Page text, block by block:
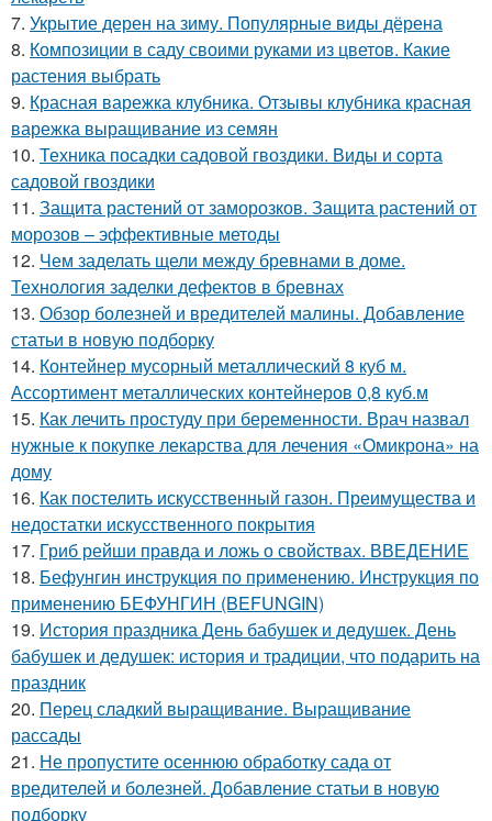
7. Укрытие дерен на зиму. Популярные виды дёрена
8. Композиции в саду своими руками из цветов. Какие
растения выбрать
9. Красная варежка клубника. Отзывы клубника красная
варежка выращивание из семян
10. Техника посадки садовой гвоздики. Виды и сорта
садовой гвоздики
11. Защита растений от заморозков. Защита растений от
морозов – эффективные методы
12. Чем заделать щели между бревнами в доме.
Технология заделки дефектов в бревнах
13. Обзор болезней и вредителей малины. Добавление
статьи в новую подборку
14. Контейнер мусорный металлический 8 куб м.
Ассортимент металлических контейнеров 0,8 куб.м
15. Как лечить простуду при беременности. Врач назвал
нужные к покупке лекарства для лечения «Омикрона» на
дому
16. Как постелить искусственный газон. Преимущества и
недостатки искусственного покрытия
17. Гриб рейши правда и ложь о свойствах. ВВЕДЕНИЕ
18. Бефунгин инструкция по применению. Инструкция по
применению БЕФУНГИН (BEFUNGIN)
19. История праздника День бабушек и дедушек. День
бабушек и дедушек: история и традиции, что подарить на
праздник
20. Перец сладкий выращивание. Выращивание
рассады
21. Не пропустите осеннюю обработку сада от
вредителей и болезней. Добавление статьи в новую
подборку